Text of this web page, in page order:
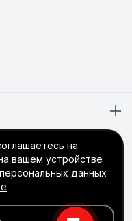
на
вашем устройстве
данных